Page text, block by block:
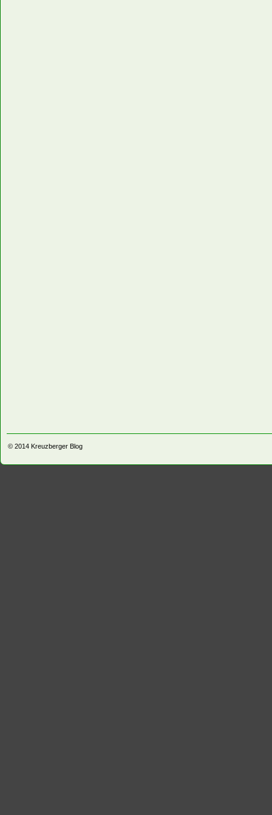
© 2014 Kreuzberger Blog